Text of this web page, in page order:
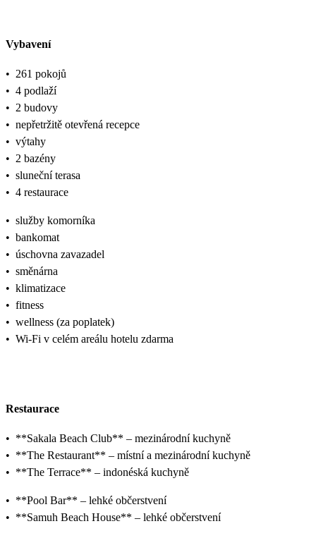
Vybavení
• 261 pokojů
• 4 podlaží
• 2 budovy
• nepřetržitě otevřená recepce
• výtahy
• 2 bazény
• sluneční terasa
• 4 restaurace
• služby komorníka
• bankomat
• úschovna zavazadel
• směnárna
• klimatizace
• fitness
• wellness (za poplatek)
• Wi-Fi v celém areálu hotelu zdarma
Restaurace
• **Sakala Beach Club** – mezinárodní kuchyně
• **The Restaurant** – místní a mezinárodní kuchyně
• **The Terrace** – indonéská kuchyně
• **Pool Bar** – lehké občerstvení
• **Samuh Beach House** – lehké občerstvení